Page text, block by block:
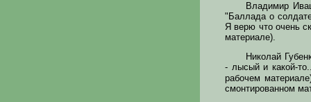
Владимир
"Баллада о
Я верю что очень
материале).
Николай
- лысый и какой-
рабочем
смонтированном